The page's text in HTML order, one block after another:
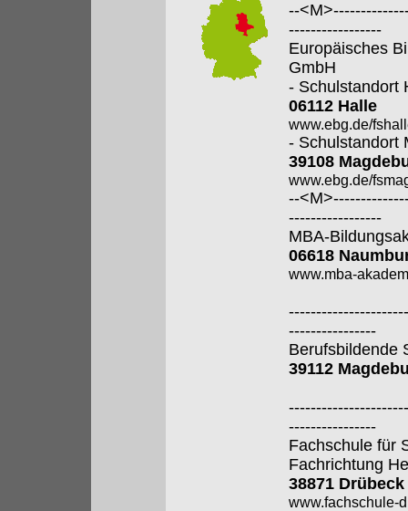
--
-----------------
Europäisches
GmbH
- Schulstandort
06112 Halle
www.ebg.de/
- Schulstandort
39108
www.ebg.de/
--
-----------------
MBA-
06618
www.mba-
----------------
Berufsbildende
39112
----------------
Fachschule für
Fachrichtung
38871 Drübeck
www.fachschule-